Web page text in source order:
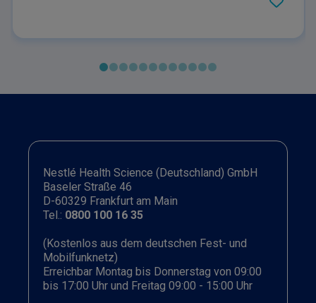
Screening-Instruments (EAT‑10) inklusive
ernährungstherapeutischen Maßnahmen und
Nestlé Health Science (Deutschland) GmbH
Baseler Straße 46
D-60329 Frankfurt am Main
Tel.: 0800 100 16 35
(Kostenlos aus dem deutschen Fest- und
Mobilfunknetz)
Erreichbar Montag bis Donnerstag von 09:00
bis 17:00 Uhr und Freitag 09:00 - 15:00 Uhr